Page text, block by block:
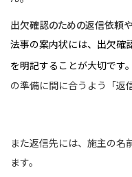
出欠確認のための返信依頼
法事の案内状には、出欠確
を明記することが大切です。
の準備に間に合うよう「返
また返信先には、施主の名
ます。